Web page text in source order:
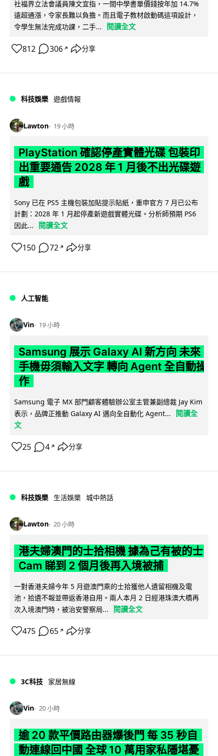
社福界立法會議員陳文宜指，一間中學書單價錢按年加 14.7%
遠超通漲，令家長難以負擔。而且電子教材啟動碼這項設計，
令學生無法完成功課，二手...
閱讀全文
812 306 ↗ 分享
科技娛樂 遊戲情報
Lawton 19 小時
PlayStation 確認停產實體光碟 包裝印
出重要通告 2028 年 1 月後不出光碟遊
戲
Sony 已在 PS5 主機包裝加貼提示貼紙，重申官方 7 月已公布
計劃：2028 年 1 月起停產新遊戲實體光碟。分析師預期 PS6
因此...
閱讀全文
150 72 ↗ 分享
人工智能
Vin 19 小時
Samsung 展示 Galaxy AI 新方向 未來
手機毋須輸入文字 轉向 Agent 全自動操
作
Samsung 電子 MX 部門顧客體驗辦公室主管兼副總裁 Jay Kim
表示，品牌正推動 Galaxy AI 邁向全自動化 Agent...
閱讀全
文
25 4 ↗ 分享
科技娛樂 生活娛樂 城中熱話
Lawton 20 小時
港夫婦澳門的士拾相機 據為己有被的士
Cam 睇到 2 個月後再入境被捕
一對香港夫婦今年 5 月遊澳門乘的士拾獲他人遺留相機及電
池，拾遺不報並帶返香港自用。兩人本月 2 日經港珠澳大橋再
次入境澳門時，被治安警察局...
閱讀全文
475 65 ↗ 分享
3C科技 家居無線
Vin 20 小時
逾 20 款平價路由器爆後門 每 35 秒自
動連線回中國 全球 10 萬用家私隱堪憂